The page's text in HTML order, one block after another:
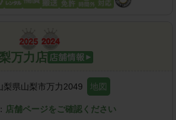
万力店
梨県山梨市万力2049 地図
店舗ページをご確認ください